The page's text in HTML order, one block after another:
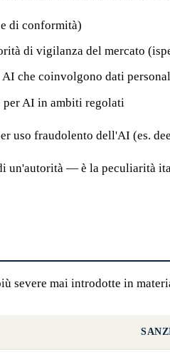
di conformità)
di vigilanza del mercato
che coinvolgono dati
per AI in ambiti regolati
uso fraudolento dell'AI (es.
un'autorità — è la peculiarità
severe mai introdotte in